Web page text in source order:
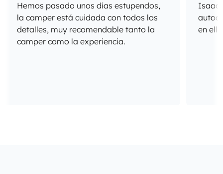
Hemos pasado unos días estupendos,
la camper está cuidada con todos los
detalles, muy recomendable tanto la
camper como la experiencia.
Isaac
en